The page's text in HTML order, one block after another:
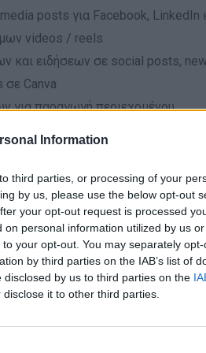
Information
third parties, or processing of your
by us, please use the below opt-out
your opt-out request is processed
personal information utilized by us
your opt-out. You may separately
by third parties on the IAB’s list of
by us to third parties on the
it to other third parties.
posts για Facebook, LinkedIn
videos / reels
και ειδήσεων σε social posts,
σε Canva
για παραγωγή περιεχομένου
κειμένων, τίτλων και